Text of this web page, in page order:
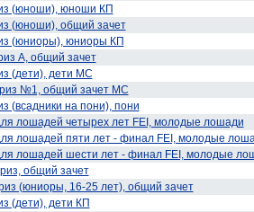
(юноши), юноши КП
(юноши), общий зачет
(юниоры), юниоры КП
А, общий зачет
(дети), дети МС
№1, общий зачет МС
(всадники на пони), пони
лошадей четырех лет FEI, молодые лошади
лошадей пяти лет - финал FEI, молодые
лошадей шести лет - финал FEI, молодые
общий зачет
(юниоры, 16-25 лет), общий зачет
(дети), дети КП